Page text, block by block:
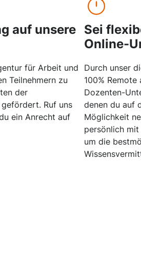
auf unsere
für Arbeit und
Teilnehmern zu
der
Ruf uns
ein Anrecht auf
Sei
Online-
Durch unser
100%
Dozenten-
denen du auf
Möglichkeit
persönlich
um die